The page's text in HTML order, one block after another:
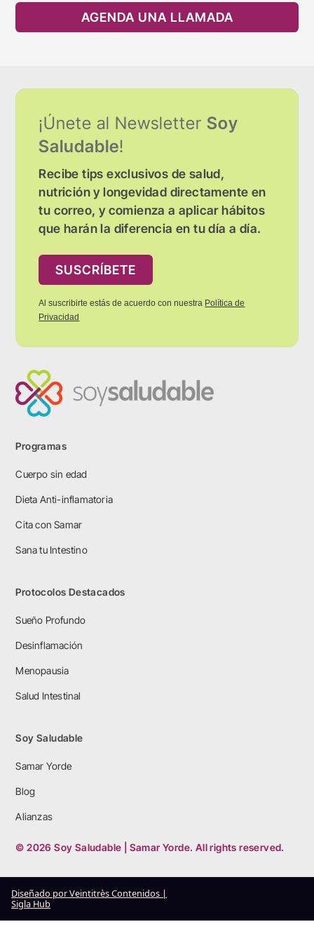
AGENDA UNA LLAMADA
¡Únete al NewsletterSoy
Saludable!
Recibe tips exclusivos de salud,
nutrición y longevidad directamente en
tu correo, y comienza a aplicar hábitos
que harán la diferencia en tu día a día.
SUSCRÍBETE
Al suscribirte estás de acuerdo con nuestra Política de
Privacidad
Programas
Cuerpo sin edad
Dieta Anti-inflamatoria
Cita con Samar
Sana tu Intestino
Protocolos Destacados
Sueño Profundo
Desinflamación
Menopausia
Salud Intestinal
Soy Saludable
Samar Yorde
Blog
Alianzas
© 2026 Soy Saludable | Samar Yorde. All rights reserved.
Diseñado por Veintitrès Contenidos |
Sigla Hub